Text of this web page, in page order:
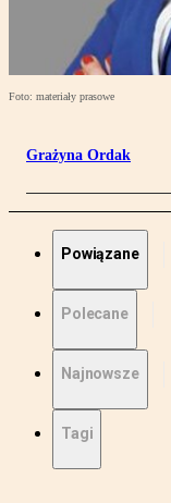
Foto: materiały prasowe
Grażyna Ordak
Powiązane
Polecane
Najnowsze
Tagi